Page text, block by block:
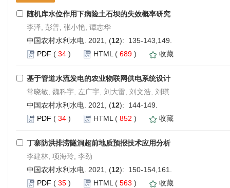
随机库水位作用下病险土石坝的失效概率研究
李泽, 彭普, 张小艳, 谭志华
中国农村水利水电. 2021, (12): 135-143,149.
PDF ( 34 ) HTML ( 689 ) 收藏
基于管道水流发电的农业物联网供电系统设计
常晓敏, 魏科宇, 左广宇, 刘大雷, 刘文浩, 刘琪
中国农村水利水电. 2021, (12): 144-149.
PDF ( 34 ) HTML ( 852 ) 收藏
丁寨防洪排涝隧洞超前地质预报技术应用分析
李建林, 项海玲, 李劲
中国农村水利水电. 2021, (12): 150-154,161.
PDF ( 35 ) HTML ( 563 ) 收藏